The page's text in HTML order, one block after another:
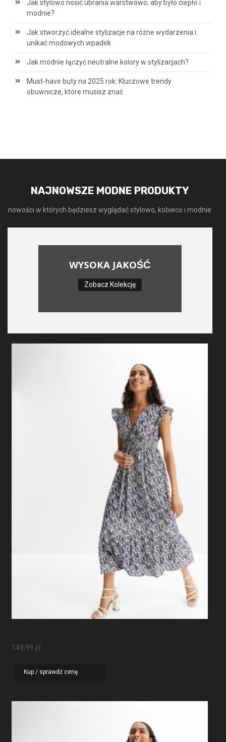
Jak stylowo nosić ubrania warstwowo, aby było ciepło i
modnie?
Jak stworzyć idealne stylizacje na różne wydarzenia i
unikać modowych wpadek
Jak modnie łączyć neutralne kolory w stylizacjach?
Must-have buty na 2025 rok: Kluczowe trendy
obuwnicze, które musisz znać
NAJNOWSZE MODNE PRODUKTY
nowości w których będziesz wyglądać stylowo, kobieco i modnie
WYSOKA JAKOŚĆ
Zobacz Kolekcję
149,99 zł
Kup / sprawdź cenę